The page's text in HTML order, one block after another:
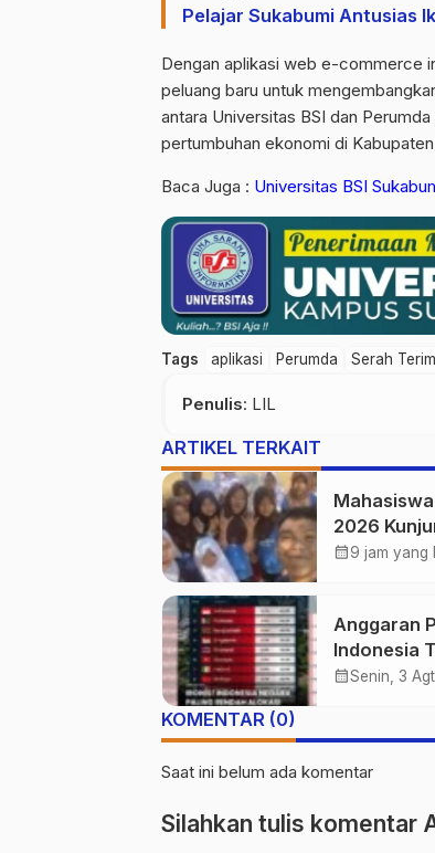
Pelajar Sukabumi Antusias
Dengan aplikasi web e-commerce
peluang baru untuk
antara Universitas BSI dan
pertumbuhan ekonomi di
Baca Juga : Universitas BSI
Tags aplikasi Perumda Serah
Penulis: LIL
ARTIKEL TERKAIT
2026
Simpenan,
Kecamatan
calendar_month9 jam yang
Anggaran
Indonesia
40 Ekonomi
calendar_monthSenin, 3
KOMENTAR (0)
Saat ini belum ada komentar
Silahkan tulis komentar